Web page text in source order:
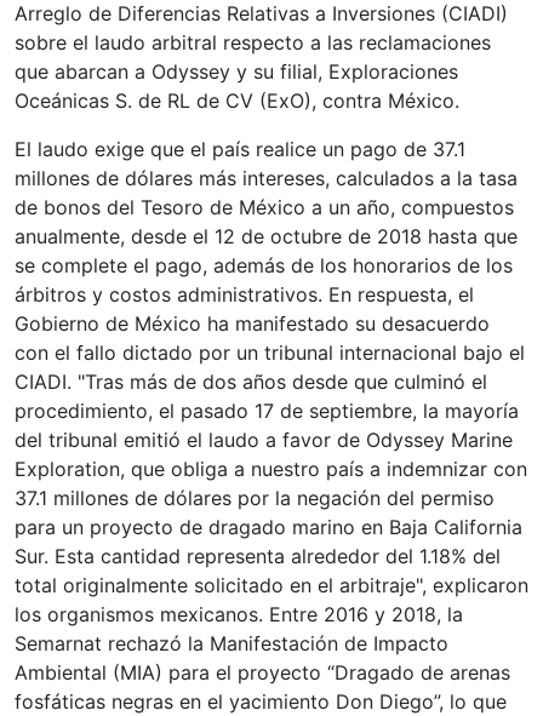
Arreglo de Diferencias Relativas a Inversiones (CIADI)
sobre el laudo arbitral respecto a las reclamaciones
que abarcan a Odyssey y su filial, Exploraciones
Oceánicas S. de RL de CV (ExO), contra México.
El laudo exige que el país realice un pago de 37.1
millones de dólares más intereses, calculados a la tasa
de bonos del Tesoro de México a un año, compuestos
anualmente, desde el 12 de octubre de 2018 hasta que
se complete el pago, además de los honorarios de los
árbitros y costos administrativos. En respuesta, el
Gobierno de México ha manifestado su desacuerdo
con el fallo dictado por un tribunal internacional bajo el
CIADI. "Tras más de dos años desde que culminó el
procedimiento, el pasado 17 de septiembre, la mayoría
del tribunal emitió el laudo a favor de Odyssey Marine
Exploration, que obliga a nuestro país a indemnizar con
37.1 millones de dólares por la negación del permiso
para un proyecto de dragado marino en Baja California
Sur. Esta cantidad representa alrededor del 1.18% del
total originalmente solicitado en el arbitraje", explicaron
los organismos mexicanos. Entre 2016 y 2018, la
Semarnat rechazó la Manifestación de Impacto
Ambiental (MIA) para el proyecto “Dragado de arenas
fosfáticas negras en el yacimiento Don Diego”, lo que